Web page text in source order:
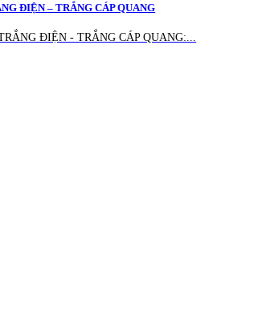
ĐIỆN – TRẮNG CÁP QUANG
ĐIỆN - TRẮNG CÁP QUANG:...